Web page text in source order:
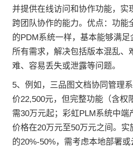
并提供在线访问和协作功能，实
跨团队协作的能力。优点：功能
的PDM系统一样，基本能够满
所有需求，解决包括版本混乱、
难、容易丢失或泄露等问题。
5、例如，三品图文档协同管理
价22,500元，但完整功能（含权
需30万元起；彩虹PLM系统中端
价格在20万元至50万元之间。
的20%-50%，需考虑本地部署